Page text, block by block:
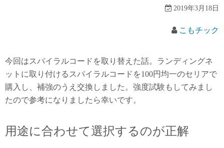
2019年3月18日
こもチック
今回はスパイラルコードを取り替えた話。ランディングネ
ットに取り付けるスパイラルコードを100円均一のセリアで
購入し、補強のうえ交換しました。強度試験もしてみまし
たので参考になりましたら幸いです。
用途に合わせて選択するのが正解